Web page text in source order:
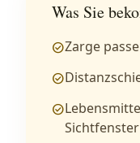
Was Sie
check_circleZarge
check_circle
check_circle
Sichtfenster